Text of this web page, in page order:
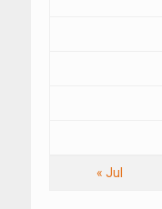
« Jul